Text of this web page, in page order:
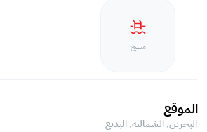
مسبح
الموقع
البحرين, الشمالية,البديع